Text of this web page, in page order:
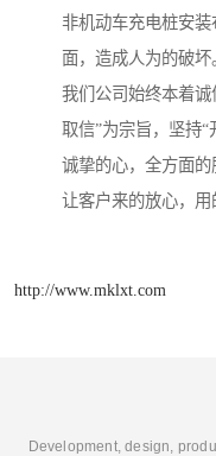
非机动车充电桩安
面，造成人为的破坏
我们公司始终本着
取信”为宗旨，坚持
诚挚的心，全方面的
让客户来的放心，
http://www.mklxt.com
Development, design,